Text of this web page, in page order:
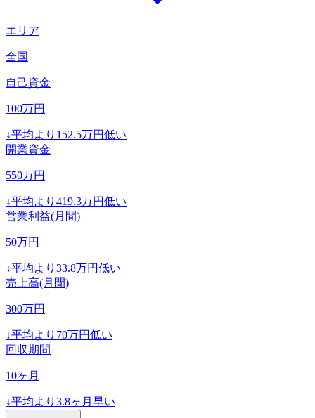
エリア
全国
自己資金
100万円
↓平均より 152.5万円低い
開業資金
550万円
↓平均より 419.3万円低い
営業利益(月間)
50万円
↓平均より 33.8万円低い
売上高(月間)
300万円
↓平均より 70万円低い
回収期間
10ヶ月
↓平均より 3.8ヶ月早い